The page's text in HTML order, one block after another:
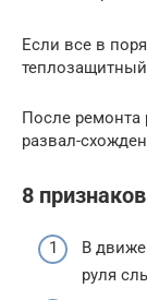
Если все в
После ремонта
развал-
8
В
руля